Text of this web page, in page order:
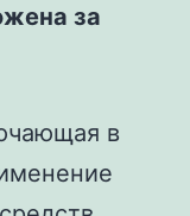
за
в